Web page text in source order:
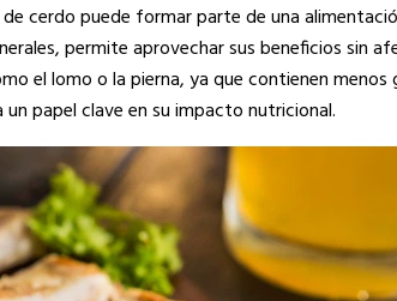
cerdo puede formar parte de una
permite aprovechar sus beneficios sin
el lomo o la pierna, ya que contienen
papel clave en su impacto nutricional.